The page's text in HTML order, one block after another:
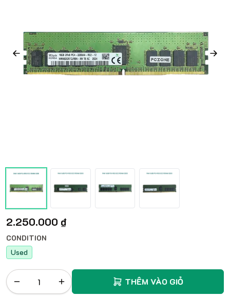
2.250.000 ₫
CONDITION
Used
THÊM VÀO GIỎ